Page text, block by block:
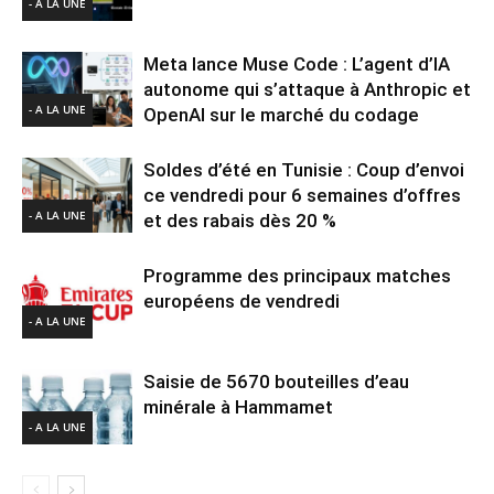
- A LA UNE
- A LA UNE
Meta lance Muse Code : L’agent d’IA
autonome qui s’attaque à Anthropic et
OpenAI sur le marché du codage
- A LA UNE
Soldes d’été en Tunisie : Coup d’envoi
ce vendredi pour 6 semaines d’offres
et des rabais dès 20 %
- A LA UNE
Programme des principaux matches
européens de vendredi
- A LA UNE
Saisie de 5670 bouteilles d’eau
minérale à Hammamet